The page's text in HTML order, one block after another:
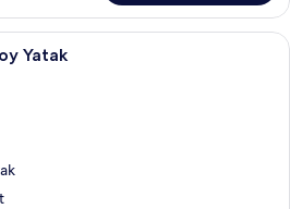
Kaliteli yatak takımı, minibar, odada
Yatak